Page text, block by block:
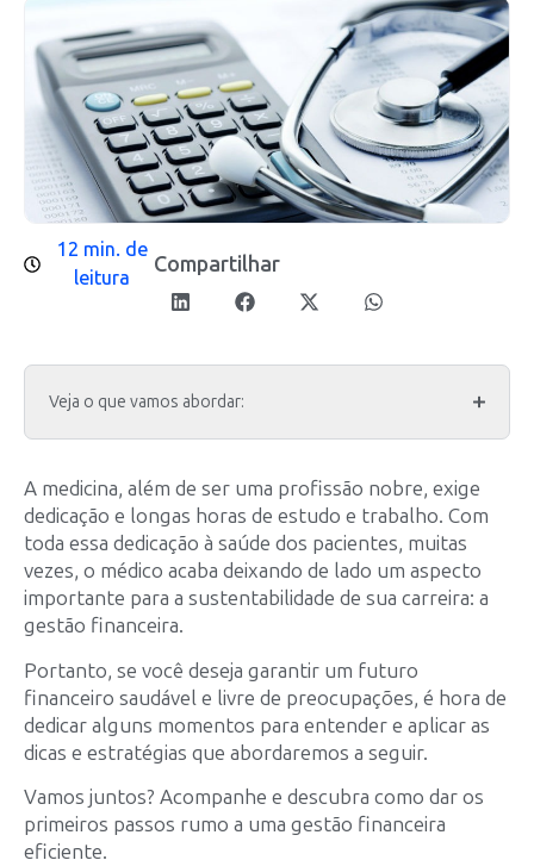
12 min. de
leitura
Compartilhar
Veja o que vamos abordar:
A medicina, além de ser uma profissão nobre, exige
dedicação e longas horas de estudo e trabalho. Com
toda essa dedicação à saúde dos pacientes, muitas
vezes, o médico acaba deixando de lado um aspecto
importante para a sustentabilidade de sua carreira: a
gestão financeira.
Portanto, se você deseja garantir um futuro
financeiro saudável e livre de preocupações, é hora de
dedicar alguns momentos para entender e aplicar as
dicas e estratégias que abordaremos a seguir.
Vamos juntos? Acompanhe e descubra como dar os
primeiros passos rumo a uma gestão financeira
eficiente.